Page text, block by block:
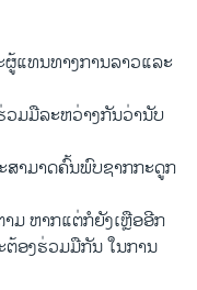
ແທນທາງການລາວແລະ
ມມືລະຫວ່າງກັນວ່ານັບ
ສາມາດຄົ້ນພົບຊາກກະດູກ
ມ ຫາກແຕ່ກໍຍັງເຫຼືອອີກ
ຕ້ອງຮ່ວມມືກັນ ໃນການ